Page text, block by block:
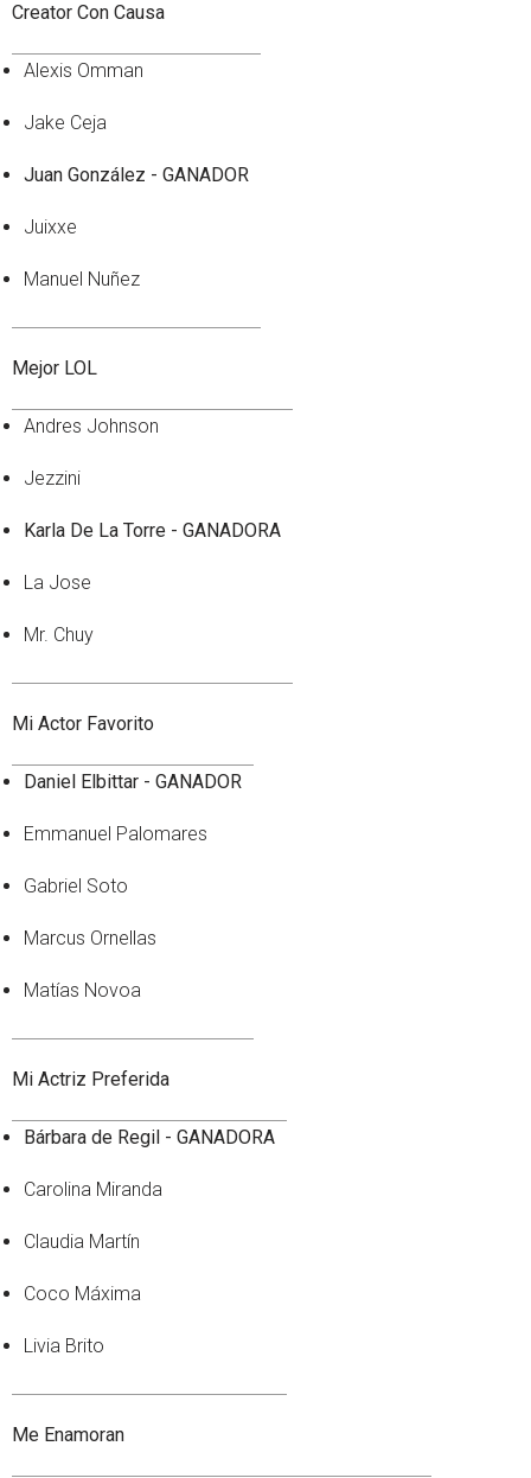
Creator Con Causa
Alexis Omman
Jake Ceja
Juan González - GANADOR
Juixxe
Manuel Nuñez
Mejor LOL
Andres Johnson
Jezzini
Karla De La Torre - GANADORA
La Jose
Mr. Chuy
Mi Actor Favorito
Daniel Elbittar - GANADOR
Emmanuel Palomares
Gabriel Soto
Marcus Ornellas
Matías Novoa
Mi Actriz Preferida
Bárbara de Regil - GANADORA
Carolina Miranda
Claudia Martín
Coco Máxima
Livia Brito
Me Enamoran